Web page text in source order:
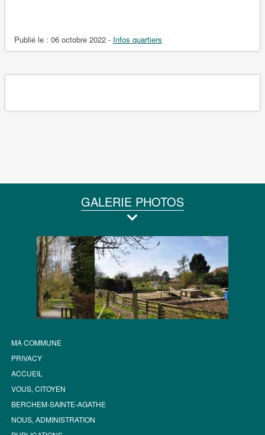
Publié le : 06 octobre 2022 - Infos quartiers
GALERIE PHOTOS
MA COMMUNE
PRIVACY
ACCUEIL
VOUS, CITOYEN
BERCHEM-SAINTE-AGATHE
NOUS, ADMINISTRATION